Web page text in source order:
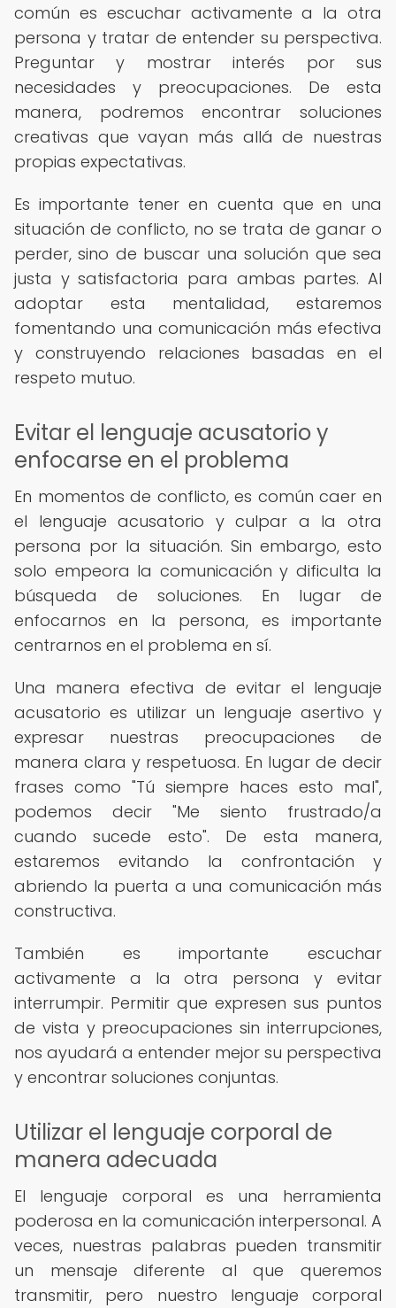
común es escuchar activamente a la otra
persona y tratar de entender su perspectiva.
Preguntar y mostrar interés por sus
necesidades y preocupaciones. De esta
manera, podremos encontrar soluciones
creativas que vayan más allá de nuestras
propias expectativas.
Es importante tener en cuenta que en una
situación de conflicto, no se trata de ganar o
perder, sino de buscar una solución que sea
justa y satisfactoria para ambas partes. Al
adoptar esta mentalidad, estaremos
fomentando una comunicación más efectiva
y construyendo relaciones basadas en el
respeto mutuo.
Evitar el lenguaje acusatorio y
enfocarse en el problema
En momentos de conflicto, es común caer en
el lenguaje acusatorio y culpar a la otra
persona por la situación. Sin embargo, esto
solo empeora la comunicación y dificulta la
búsqueda de soluciones. En lugar de
enfocarnos en la persona, es importante
centrarnos en el problema en sí.
Una manera efectiva de evitar el lenguaje
acusatorio es utilizar un lenguaje asertivo y
expresar nuestras preocupaciones de
manera clara y respetuosa. En lugar de decir
frases como "Tú siempre haces esto mal",
podemos decir "Me siento frustrado/a
cuando sucede esto". De esta manera,
estaremos evitando la confrontación y
abriendo la puerta a una comunicación más
constructiva.
También es importante escuchar
activamente a la otra persona y evitar
interrumpir. Permitir que expresen sus puntos
de vista y preocupaciones sin interrupciones,
nos ayudará a entender mejor su perspectiva
y encontrar soluciones conjuntas.
Utilizar el lenguaje corporal de
manera adecuada
El lenguaje corporal es una herramienta
poderosa en la comunicación interpersonal. A
veces, nuestras palabras pueden transmitir
un mensaje diferente al que queremos
transmitir, pero nuestro lenguaje corporal